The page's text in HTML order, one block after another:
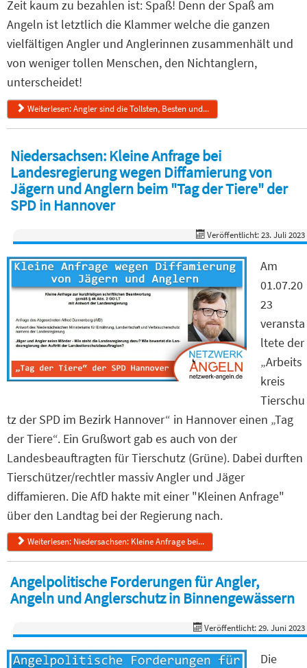
Zeit kaum zu bezahlen ist: Spaß! Denn der Spaß am
Angeln ist letztlich die Klammer welche die ganzen
vielfältigen Angler und Anglerinnen zusammenhält und
von weniger tollen Menschen, den Nichtanglern,
unterscheidet!
Weiterlesen: Angler sind die Tollsten, Besten und...
Niedersachsen: Kleine Anfrage bei
Landesregierung wegen Diffamierung von
Jägern und Anglern beim "Tag der Tiere" der
SPD in Hannover
Veröffentlicht: 23. Juli 2023
Am
01.07.20
23
veransta
ltete der
„Arbeits
kreis
Tierschu
tz der SPD im Bezirk Hannover“ in Hannover einen „Tag
der Tiere“. Ein Grußwort gab es auch von der
Landesbeauftragten für Tierschutz (Grüne). Dabei durften
Tierschützer/rechtler massiv Angler und Jäger
diffamieren. Die AfD hakte mit einer "Kleinen Anfrage"
über den Landtag bei der Regierung nach.
Weiterlesen: Niedersachsen: Kleine Anfrage bei...
Angelpolitische Forderungen für Angler,
Angeln und Anglerschutz in Binnengewässern
Veröffentlicht: 29. Juni 2023
Die